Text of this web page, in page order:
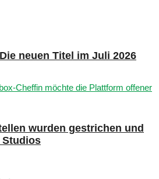
neuen Titel im Juli 2026
wurden gestrichen und